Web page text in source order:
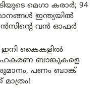
മെഗാ കരാർ; 94
ഇന്ത്യയിൽ
വൻ ഓഫർ
കൈകളിൽ
ബാങ്കുകളെ
പണം ബാങ്ക്